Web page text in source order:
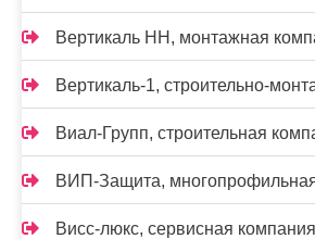
Вертикаль НН, монтажная
Вертикаль-1, строительно-
Виал-Групп, строительная
ВИП-Защита,
Висс-люкс, сервисная компания